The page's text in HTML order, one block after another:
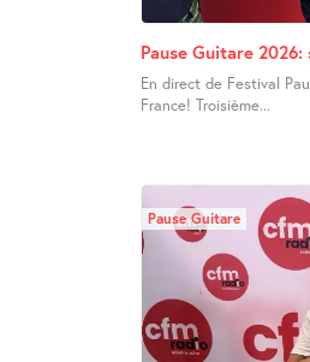
Pause Guitare
En direct de Festival
France! Troisième...
Pause Guitare